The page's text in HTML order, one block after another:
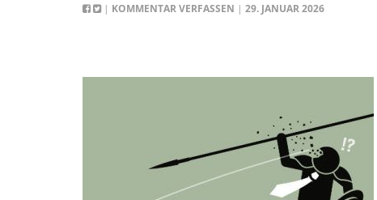
| KOMMENTAR VERFASSEN | 29. JANUAR 2026